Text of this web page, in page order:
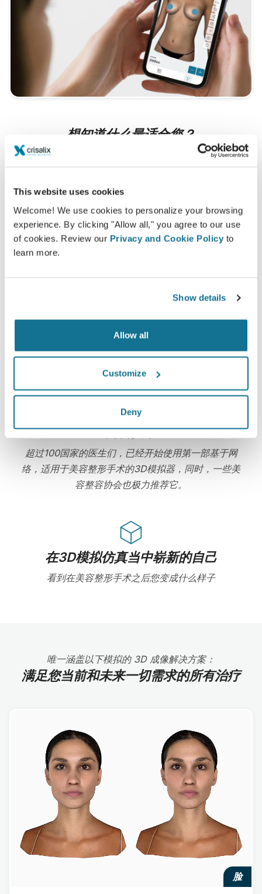
This website uses cookies
Welcome! We use cookies to personalize your browsing
experience. By clicking "Allow all," you agree to our use
of cookies. Review our Privacy and Cookie Policy to
learn more.
Show details
Allow all
Customize
Deny
想知道什么最适合您？
咨询后，Dr. MAURICIO FERNANDO UMAÑA
的术后新图像。这样，您就可以与家人，朋友或任何您想征
现在就可以看到崭新的自己！
容易安全
器是完全加密的：您的信息是安全并且私密的。
高新技术
超过100国家的医生们，已经开始使用第一部基于网
络，适用于美容整形手术的3D模拟器，同时，一些美
容整容协会也极力推荐它。
在3D模拟仿真当中崭新的自己
看到在美容整形手术之后您变成什么样子
唯一涵盖以下模拟的 3D 成像解决方案：
满足您当前和未来一切需求的所有治疗
脸